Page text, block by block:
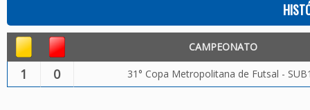
CAMPEONATO
1 0 31° Copa Metropolitana de Futsal -